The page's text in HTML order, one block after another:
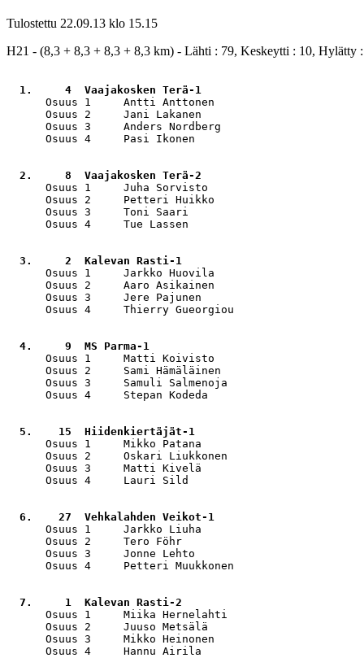
Tulostettu 22.09.13 klo 15.15
H21 - (8,3 + 8,3 + 8,3 + 8,3 km) - Lähti : 79, Keskeytti : 10, Hylätty
1.     4  Vaajakosken Terä-1
Osuus 1     Antti Anttonen
Osuus 2     Jani Lakanen
Osuus 3     Anders Nordberg
Osuus 4     Pasi Ikonen
2.     8  Vaajakosken Terä-2
Osuus 1     Juha Sorvisto
Osuus 2     Petteri Huikko
Osuus 3     Toni Saari
Osuus 4     Tue Lassen
3.     2  Kalevan Rasti-1
Osuus 1     Jarkko Huovila
Osuus 2     Aaro Asikainen
Osuus 3     Jere Pajunen
Osuus 4     Thierry Gueorgiou
4.     9  MS Parma-1
Osuus 1     Matti Koivisto
Osuus 2     Sami Hämäläinen
Osuus 3     Samuli Salmenoja
Osuus 4     Stepan Kodeda
5.    15  Hiidenkiertäjät-1
Osuus 1     Mikko Patana
Osuus 2     Oskari Liukkonen
Osuus 3     Matti Kivelä
Osuus 4     Lauri Sild
6.    27  Vehkalahden Veikot-1
Osuus 1     Jarkko Liuha
Osuus 2     Tero Föhr
Osuus 3     Jonne Lehto
Osuus 4     Petteri Muukkonen
7.     1  Kalevan Rasti-2
Osuus 1     Miika Hernelahti
Osuus 2     Juuso Metsälä
Osuus 3     Mikko Heinonen
Osuus 4     Hannu Airila